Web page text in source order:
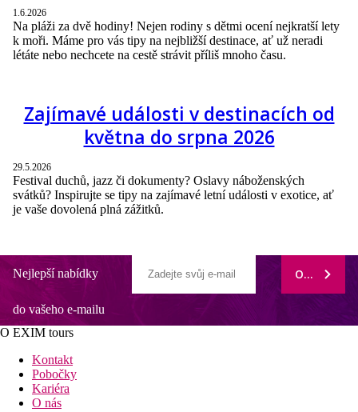
1.6.2026
Na pláži za dvě hodiny! Nejen rodiny s dětmi ocení nejkratší lety
k moři. Máme pro vás tipy na nejbližší destinace, ať už neradi
létáte nebo nechcete na cestě strávit příliš mnoho času.
Zajímavé události v destinacích od
května do srpna 2026
29.5.2026
Festival duchů, jazz či dokumenty? Oslavy náboženských
svátků? Inspirujte se tipy na zajímavé letní události v exotice, ať
je vaše dovolená plná zážitků.
Nejlepší nabídky
do vašeho e-mailu
ODEBÍRAT
O EXIM tours
Kontakt
Pobočky
Kariéra
O nás